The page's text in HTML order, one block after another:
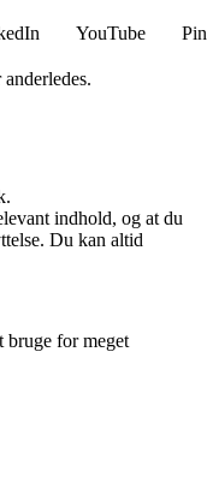
YouTube
indhold, og at du
Du kan altid
bruge for meget